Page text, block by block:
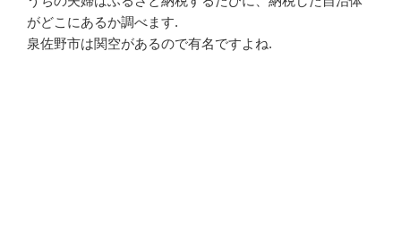
がどこにあるか調べます.
泉佐野市は関空があるので有名ですよね.